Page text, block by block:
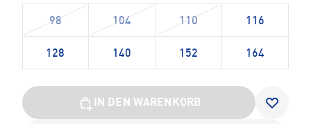
98 104 110 116
128 140 152 164
IN DEN WARENKORB